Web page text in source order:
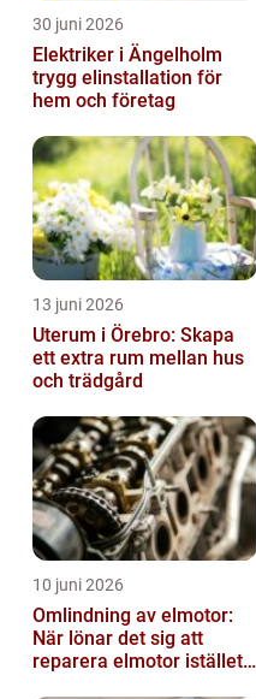
30 juni 2026
Elektriker i Ängelholm
trygg elinstallation för
hem och företag
13 juni 2026
Uterum i Örebro: Skapa
ett extra rum mellan hus
och trädgård
10 juni 2026
Omlindning av elmotor:
När lönar det sig att
reparera elmotor istället